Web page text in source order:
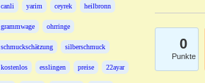
canli yarim ceyrek heilbronn
grammwage ohrringe
schmuckschätzung silberschmuck
kostenlos esslingen preise 22ayar
0
Punkte